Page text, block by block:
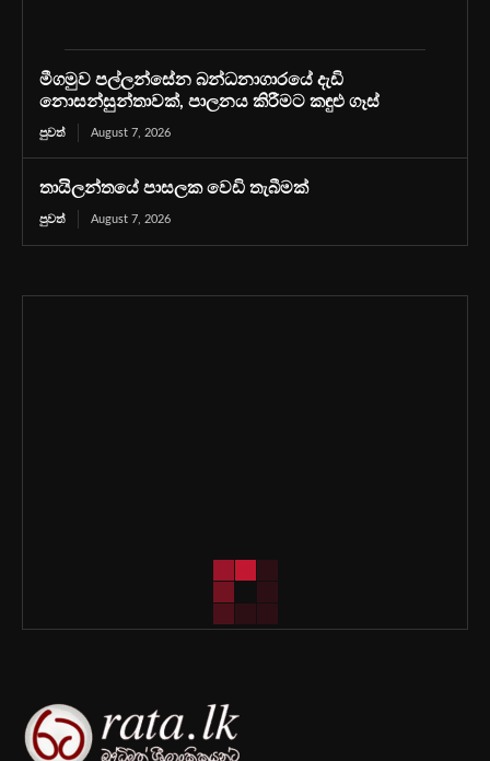
මීගමුව පල්ලන්සේන බන්ධනාගාරයේ දැඩි
නොසන්සුන්තාවක්, පාලනය කිරීමට කඳුළු ගෑස්
පුවත් August 7, 2026
තායිලන්තයේ පාසලක වෙඩි තැබීමක්
පුවත් August 7, 2026